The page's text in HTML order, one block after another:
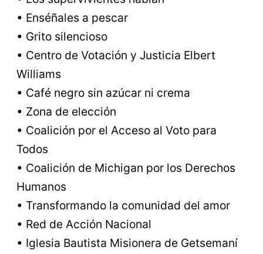
• Enséñales a pescar
• Grito silencioso
• Centro de Votación y Justicia Elbert
Williams
• Café negro sin azúcar ni crema
• Zona de elección
• Coalición por el Acceso al Voto para
Todos
• Coalición de Michigan por los Derechos
Humanos
• Transformando la comunidad del amor
• Red de Acción Nacional
• Iglesia Bautista Misionera de Getsemaní